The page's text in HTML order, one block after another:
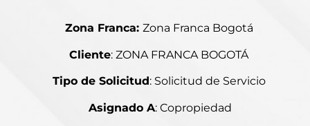
Zona Franca: Zona Franca Bogotá
Cliente: ZONA FRANCA BOGOTÁ
Tipo de Solicitud: Solicitud de Servicio
Asignado A: Copropiedad